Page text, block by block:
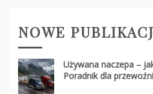
NOWE
Używana naczepa –
Poradnik dla